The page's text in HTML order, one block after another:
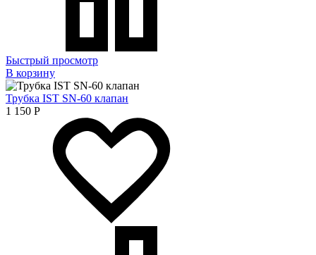
Быстрый просмотр
В корзину
Трубка IST SN-60 клапан
1 150 Р